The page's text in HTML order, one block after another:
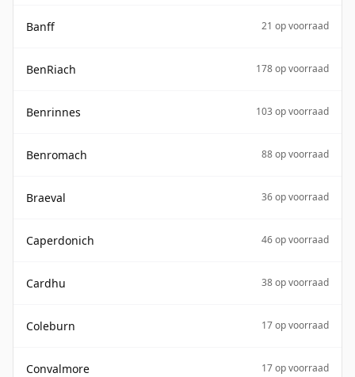
Banff 21 op voorraad
BenRiach 178 op voorraad
Benrinnes 103 op voorraad
Benromach 88 op voorraad
Braeval 36 op voorraad
Caperdonich 46 op voorraad
Cardhu 38 op voorraad
Coleburn 17 op voorraad
Convalmore 17 op voorraad